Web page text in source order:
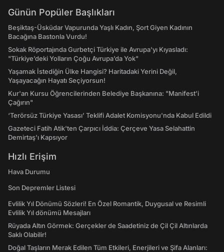
Günün Popüler Başlıkları
Beşiktaş-Üsküdar Vapurunda Yaşlı Kadın, Şort Giyen Kadının
Bacağına Bastonla Vurdu!
Sokak Röportajında Gurbetçi Türkiye ile Avrupa'yı Kıyasladı:
"Türkiye’deki Yolların Çoğu Avrupa’da Yok"
Yaşamak İstediğin Ülke Hangisi? Haritadaki Yerini Değil,
Yaşayacağın Hayatı Seçiyorsun!
Kur'an Kursu Öğrencilerinden Belediye Başkanına: "Manifest’i
Çağırın"
‘Terörsüz Türkiye Yasası’ Teklifi Adalet Komisyonu'nda Kabul Edildi
Gazeteci Fatih Atik'ten Çarpıcı İddia: Çerçeve Yasa Selahattin
Demirtaş'ı Kapsıyor
Hızlı Erişim
Hava Durumu
Son Depremler Listesi
Evlilik Yıl Dönümü Sözleri! En Özel Romantik, Duygusal ve Resimli
Evlilik Yıl dönümü Mesajları
Rüyada Altın Görmek: Gerçekler de Saadetiniz de Çil Çil Altınlarda
Saklı Olabilir!
Doğal Taşların Merak Edilen Tüm Etkileri, Enerjileri ve Şifa Alanları: